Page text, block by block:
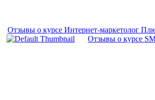
Отзывы о курсе Интернет-маркетолог
Отзывы о курсе